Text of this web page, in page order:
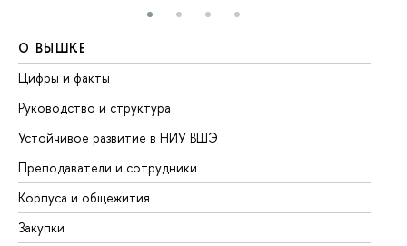
О ВЫШКЕ
Цифры и факты
Руководство и структура
Устойчивое развитие в НИУ ВШЭ
Преподаватели и сотрудники
Корпуса и общежития
Закупки